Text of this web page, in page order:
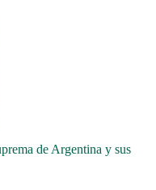
de Argentina y sus